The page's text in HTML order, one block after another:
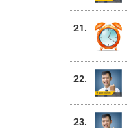
21.
22.
23.